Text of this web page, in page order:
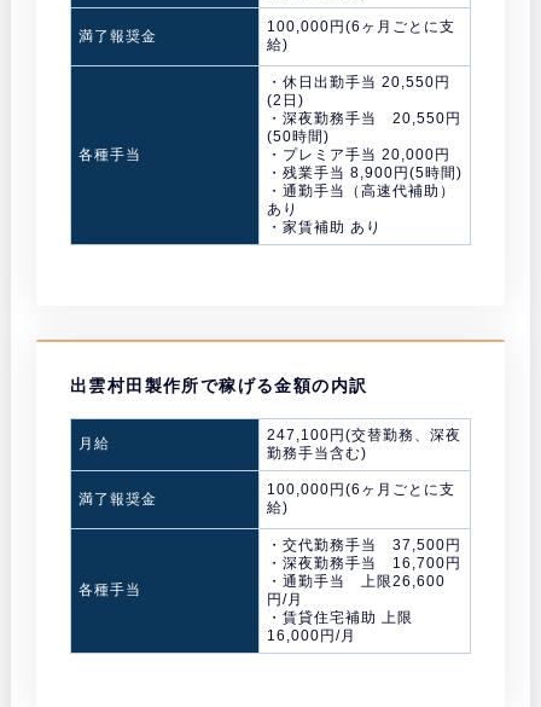
満了報奨金
100,000円(6ヶ月ごとに支
給)
各種手当
・休日出勤手当 20,550円
(2日)
・深夜勤務手当 20,550円
(50時間)
・プレミア手当 20,000円
・残業手当 8,900円(5時間)
・通勤手当（高速代補助）
あり
・家賃補助 あり
出雲村田製作所で稼げる金額の内訳
月給
247,100円(交替勤務、深夜
勤務手当含む)
満了報奨金
100,000円(6ヶ月ごとに支
給)
各種手当
・交代勤務手当 37,500円
・深夜勤務手当 16,700円
・通勤手当 上限26,600
円/月
・賃貸住宅補助 上限
16,000円/月